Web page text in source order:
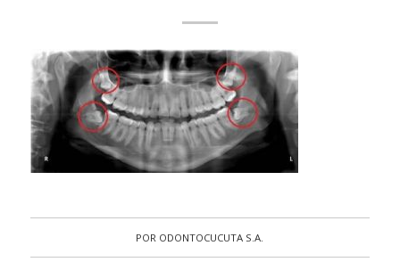
POR ODONTOCUCUTA S.A.